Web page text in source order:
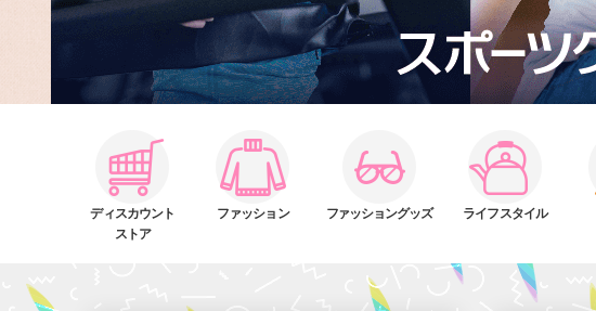
ディスカウント
ストア
ファッション ファッショングッズ ライフスタイル